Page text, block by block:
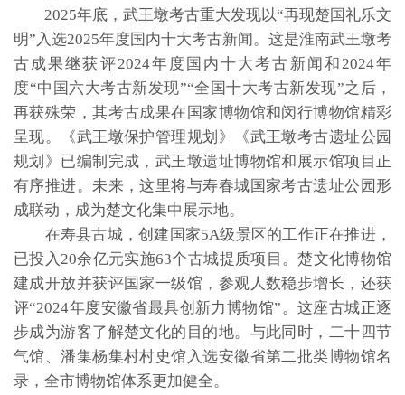
2025年底，武王墩考古重大发现以“再现楚国礼乐文
明”入选2025年度国内十大考古新闻。这是淮南武王墩考
古成果继获评2024年度国内十大考古新闻和2024年
度“中国六大考古新发现”“全国十大考古新发现”之后，
再获殊荣，其考古成果在国家博物馆和闵行博物馆精彩
呈现。《武王墩保护管理规划》《武王墩考古遗址公园
规划》已编制完成，武王墩遗址博物馆和展示馆项目正
有序推进。未来，这里将与寿春城国家考古遗址公园形
成联动，成为楚文化集中展示地。
在寿县古城，创建国家5A级景区的工作正在推进，
已投入20余亿元实施63个古城提质项目。楚文化博物馆
建成开放并获评国家一级馆，参观人数稳步增长，还获
评“2024年度安徽省最具创新力博物馆”。这座古城正逐
步成为游客了解楚文化的目的地。与此同时，二十四节
气馆、潘集杨集村村史馆入选安徽省第二批类博物馆名
录，全市博物馆体系更加健全。